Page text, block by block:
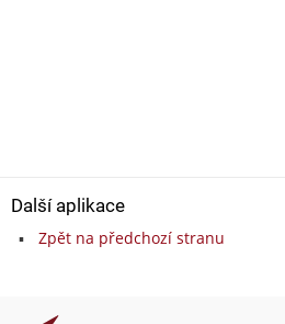
Další aplikace
Zpět na předchozí stranu